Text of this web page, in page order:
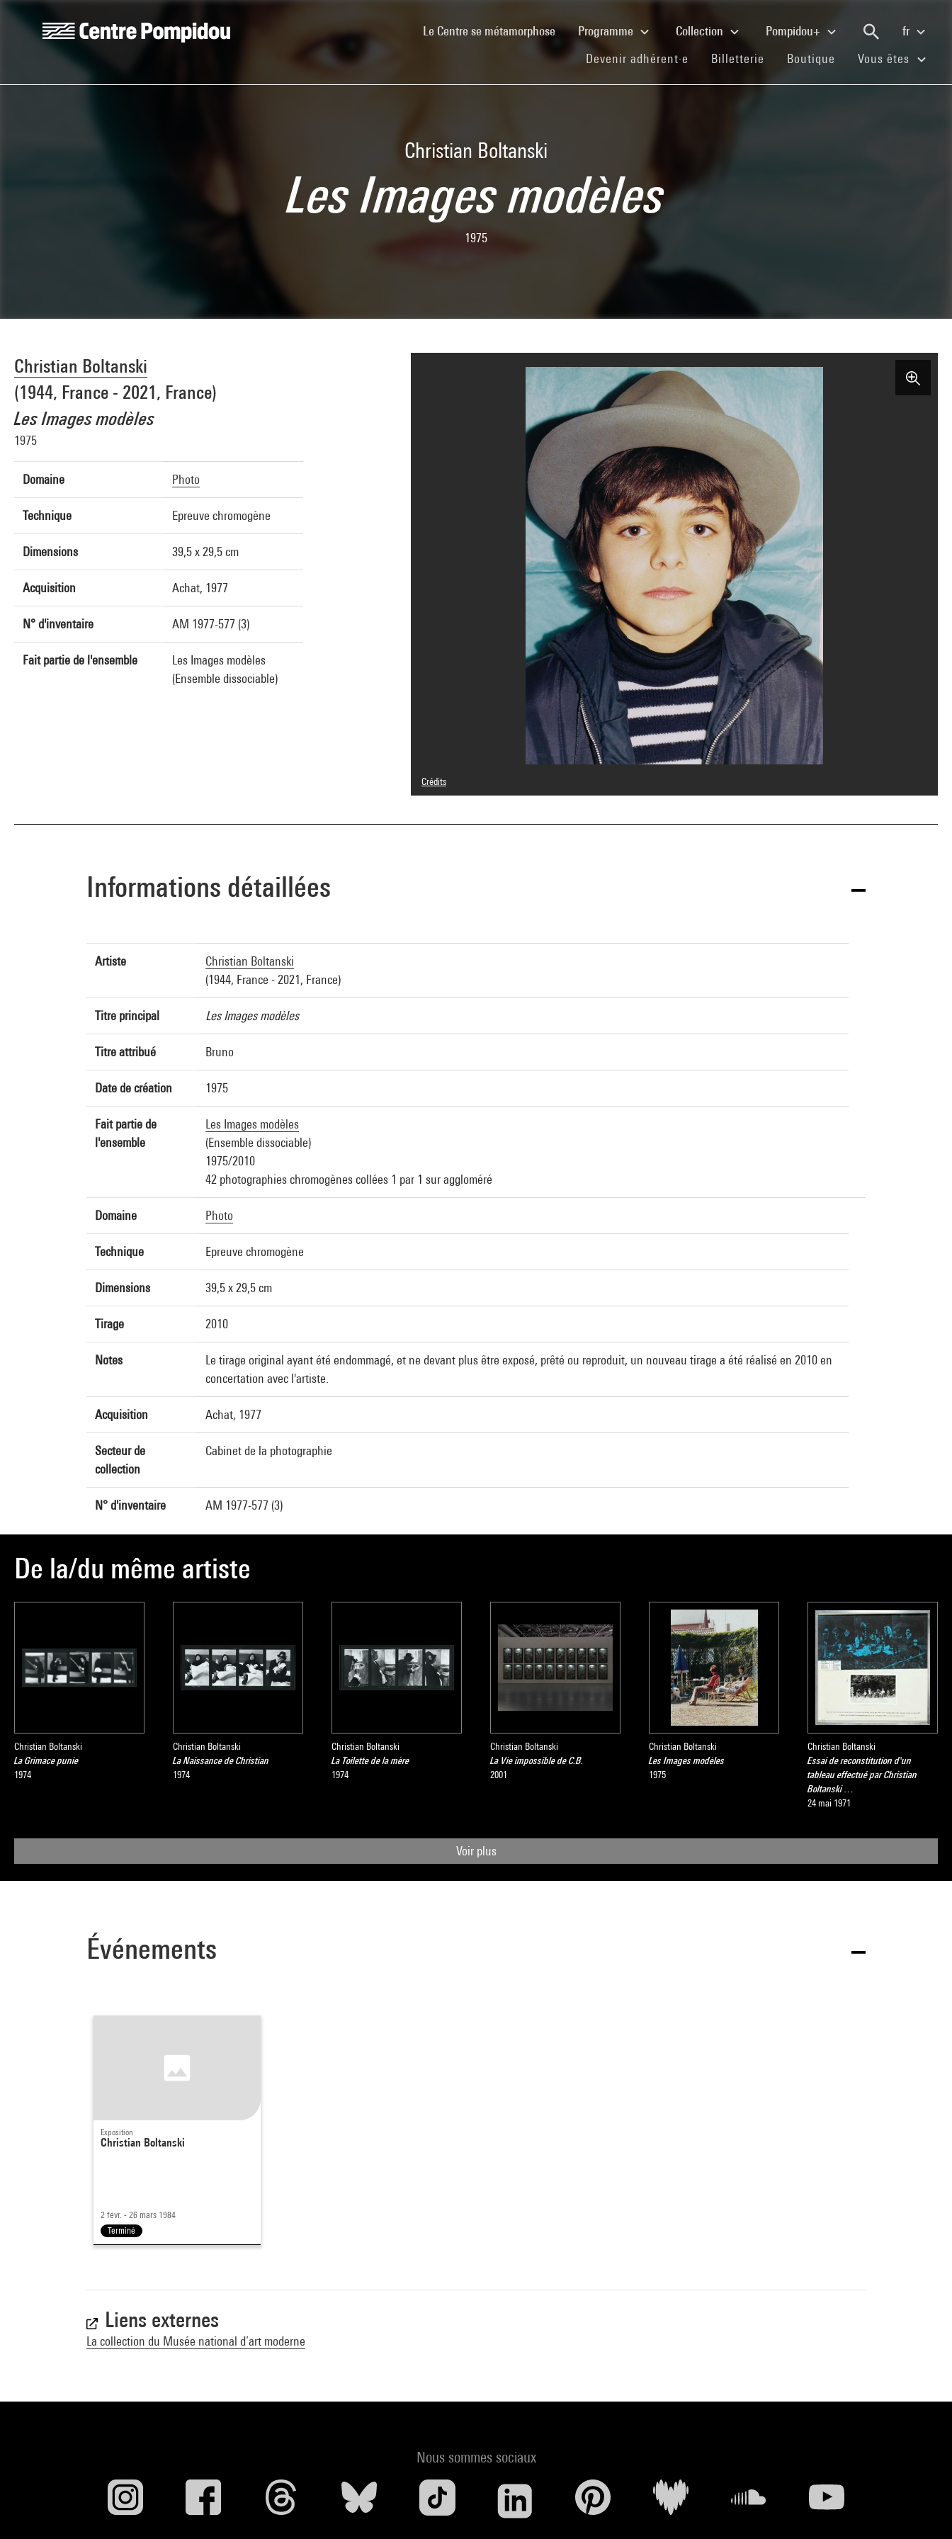
Centre Pompidou
Le Centre se métamorphose(current)Programme Collection Pompidou+
fr
Devenir adhérent·e (current)
Billetterie (current)
Boutique (current)
Vous êtes
Christian Boltanski
Les Images modèles
1975
Christian Boltanski
(1944, France - 2021, France)
Les Images modèles
1975
Domaine Photo
Technique Epreuve chromogène
Dimensions 39,5 x 29,5 cm
Acquisition Achat, 1977
N° d'inventaire AM 1977-577 (3)
Fait partie de l'ensemble
Les Images modèles
(Ensemble dissociable)
Crédits
© Adagp, Paris
Réf. image : 4N11348
Informations détaillées
Artiste
Christian Boltanski
(1944, France - 2021, France)
Titre principal Les Images modèles
Titre attribué Bruno
Date de création 1975
Fait partie de
l'ensemble
Les Images modèles
(Ensemble dissociable)
1975/2010
42 photographies chromogènes collées 1 par 1 sur aggloméré
Domaine Photo
Technique Epreuve chromogène
Dimensions 39,5 x 29,5 cm
Tirage 2010
Notes
Le tirage original ayant été endommagé, et ne devant plus être exposé, prêté ou reproduit, un nouveau tirage a été réalisé en 2010 en
concertation avec l'artiste.
Acquisition Achat, 1977
Secteur de
collection
Cabinet de la photographie
N° d'inventaire AM 1977-577 (3)
De la/du même artiste
Christian Boltanski
La Grimace punie
1974
Christian Boltanski
La Naissance de Christian
1974
Christian Boltanski
La Toilette de la mère
1974
Christian Boltanski
La Vie impossible de C.B.
2001
Christian Boltanski
Les Images modèles
1975
Christian Boltanski
Essai de reconstitution d'un
tableau effectué par Christian
Boltanski …
24 mai 1971
Voir plus
Événements
Exposition
Christian Boltanski
2 févr. - 26 mars 1984
Terminé
Liens externes
La collection du Musée national d’art moderne
Nous sommes sociaux